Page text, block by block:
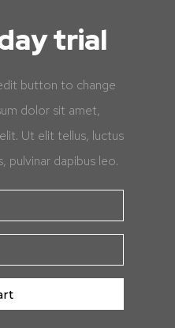
trial
button to change
dolor sit amet,
Ut elit tellus, luctus
pulvinar dapibus leo.